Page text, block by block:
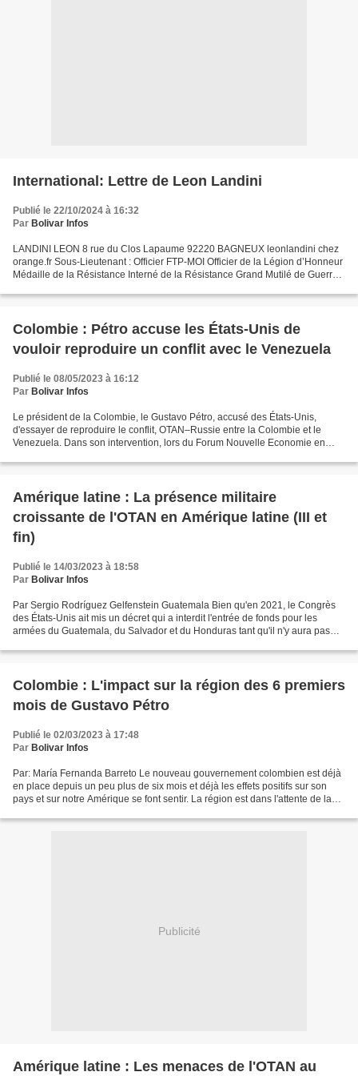
International: Lettre de Leon Landini
Publié le 22/10/2024 à 16:32
Par Bolivar Infos
LANDINI LEON 8 rue du Clos Lapaume 92220 BAGNEUX leonlandini chez
orange.fr Sous-Lieutenant : Officier FTP-MOI Officier de la Légion d’Honneur
Médaille de la Résistance Interné de la Résistance Grand Mutilé de Guerre
Colombie : Pétro accuse les États-Unis de
vouloir reproduire un conflit avec le Venezuela
Publié le 08/05/2023 à 16:12
Par Bolivar Infos
Le président de la Colombie, le Gustavo Pétro, accusé des États-Unis,
d'essayer de reproduire le conflit, OTAN–Russie entre la Colombie et le
Venezuela. Dans son intervention, lors du Forum Nouvelle Economie en
Amérique latine : La présence militaire
croissante de l'OTAN en Amérique latine (III et
fin)
Publié le 14/03/2023 à 18:58
Par Bolivar Infos
Par Sergio Rodríguez Gelfenstein Guatemala Bien qu'en 2021, le Congrès
des États-Unis ait mis un décret qui a interdit l'entrée de fonds pour les
armées du Guatemala, du Salvador et du Honduras tant qu'il n'y aura pas
Colombie : L'impact sur la région des 6 premiers
mois de Gustavo Pétro
Publié le 02/03/2023 à 17:48
Par Bolivar Infos
Par: María Fernanda Barreto Le nouveau gouvernement colombien est déjà
en place depuis un peu plus de six mois et déjà les effets positifs sur son
pays et sur notre Amérique se font sentir. La région est dans l'attente de la
Publicité
Amérique latine : Les menaces de l'OTAN au